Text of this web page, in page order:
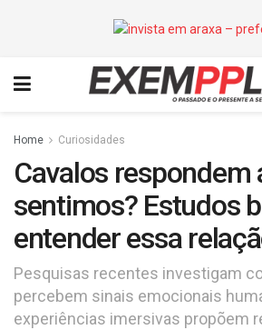
Home Curiosidades
Cavalos respondem
sentimos? Estudos
entender essa
Pesquisas recentes investigam
percebem sinais emocionais
experiências imersivas propõem